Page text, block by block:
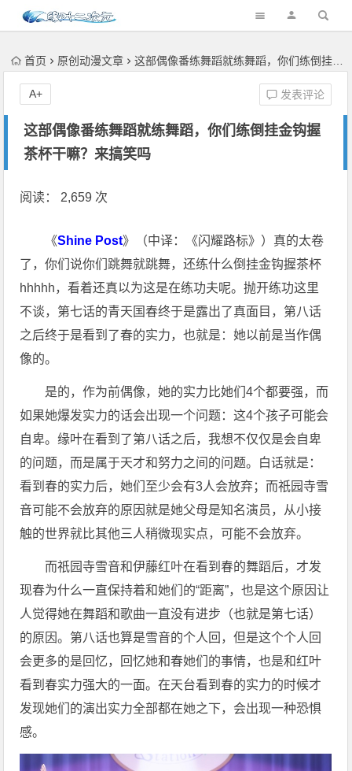
首页 原创动漫文章 这部偶像番练舞蹈就练舞蹈，你们练倒挂金钩握茶杯干嘛？来搞笑吗
这部偶像番练舞蹈就练舞蹈，你们练倒挂金钩握
茶杯干嘛？来搞笑吗
发表评论
A+
阅读： 2,659 次
《Shine Post》（中译：《闪耀路标》）真的太卷
了，你们说你们跳舞就跳舞，还练什么倒挂金钩握茶杯
hhhhh，看着还真以为这是在练功夫呢。抛开练功这里
不谈，第七话的青天国春终于是露出了真面目，第八话
之后终于是看到了春的实力，也就是：她以前是当作偶
像的。
是的，作为前偶像，她的实力比她们4个都要强，而
如果她爆发实力的话会出现一个问题：这4个孩子可能会
自卑。缘叶在看到了第八话之后，我想不仅仅是会自卑
的问题，而是属于天才和努力之间的问题。白话就是：
看到春的实力后，她们至少会有3人会放弃；而祇园寺雪
音可能不会放弃的原因就是她父母是知名演员，从小接
触的世界就比其他三人稍微现实点，可能不会放弃。
而祇园寺雪音和伊藤红叶在看到春的舞蹈后，才发
现春为什么一直保持着和她们的“距离”，也是这个原因让
人觉得她在舞蹈和歌曲一直没有进步（也就是第七话）
的原因。第八话也算是雪音的个人回，但是这个个人回
会更多的是回忆，回忆她和春她们的事情，也是和红叶
看到春实力强大的一面。在天台看到春的实力的时候才
发现她们的演出实力全部都在她之下，会出现一种恐惧
感。